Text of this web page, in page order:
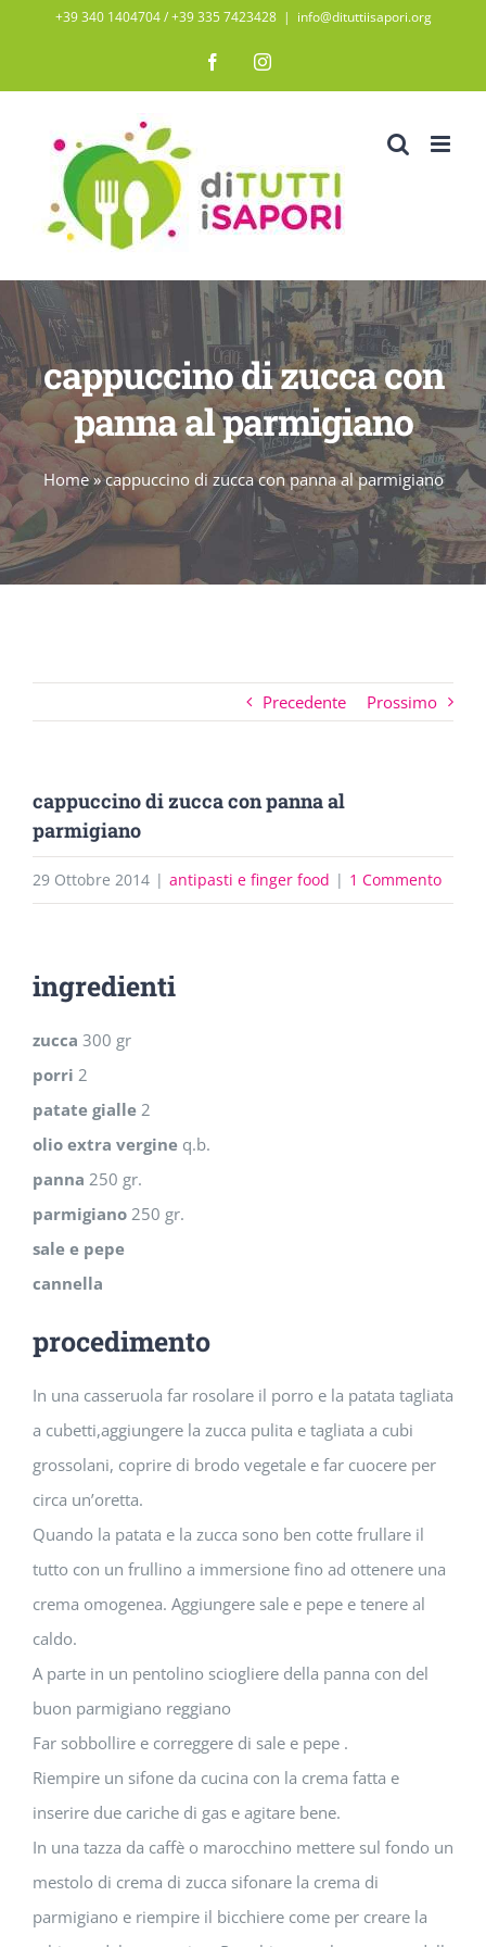
contenuto
+39 340 1404704 / ‭+39 335 7423428‬ | info@dituttiisapori.org
FacebookInstagram
cappuccino di zucca con
panna al parmigiano
Home»cappuccino di zucca con panna al parmigiano
Precedente Prossimo
cappuccino di zucca con panna al
parmigiano
29 Ottobre 2014 | antipasti e finger food | 1 Commento
immagine
ingredienti
zucca 300 gr
porri 2
patate gialle 2
olio extra vergine q.b.
panna 250 gr.
parmigiano 250 gr.
sale e pepe
cannella
procedimento
In una casseruola far rosolare il porro e la patata tagliata
a cubetti,aggiungere la zucca pulita e tagliata a cubi
grossolani, coprire di brodo vegetale e far cuocere per
circa un’oretta.
Quando la patata e la zucca sono ben cotte frullare il
tutto con un frullino a immersione fino ad ottenere una
crema omogenea. Aggiungere sale e pepe e tenere al
caldo.
A parte in un pentolino sciogliere della panna con del
buon parmigiano reggiano
Far sobbollire e correggere di sale e pepe .
Riempire un sifone da cucina con la crema fatta e
inserire due cariche di gas e agitare bene.
In una tazza da caffè o marocchino mettere sul fondo un
mestolo di crema di zucca sifonare la crema di
parmigiano e riempire il bicchiere come per creare la